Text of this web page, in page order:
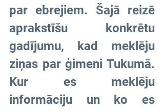
par ebrejiem. Šajā reizē
aprakstīšu konkrētu
gadījumu, kad meklēju
ziņas par ģimeni Tukumā.
Kur es meklēju
informāciju un ko es